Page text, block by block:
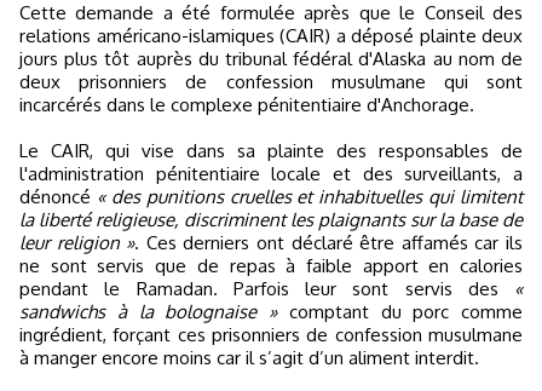
Cette demande a été formulée après que le Conseil des
relations américano-islamiques (CAIR) a déposé plainte deux
jours plus tôt auprès du tribunal fédéral d'Alaska au nom de
deux prisonniers de confession musulmane qui sont
incarcérés dans le complexe pénitentiaire d'Anchorage.
Le CAIR, qui vise dans sa plainte des responsables de
l'administration pénitentiaire locale et des surveillants, a
dénoncé « des punitions cruelles et inhabituelles qui limitent
la liberté religieuse, discriminent les plaignants sur la base de
leur religion ». Ces derniers ont déclaré être affamés car ils
ne sont servis que de repas à faible apport en calories
pendant le Ramadan. Parfois leur sont servis des
«
sandwichs à la bolognaise »comptant du porc comme
ingrédient, forçant ces prisonniers de confession musulmane
à manger encore moins car il s’agit d’un aliment interdit.